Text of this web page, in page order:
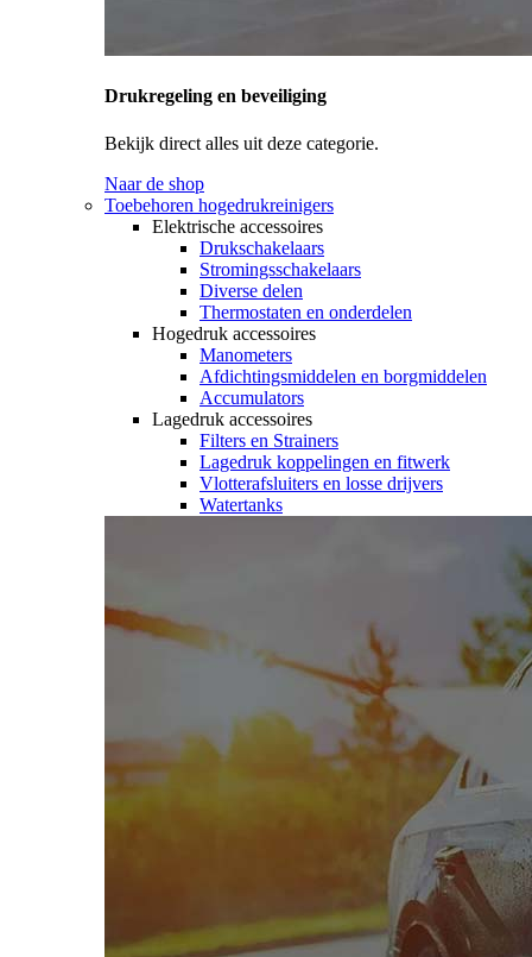
Drukregeling en beveiliging
Bekijk direct alles uit deze categorie.
Naar de shop
Toebehoren hogedrukreinigers
Elektrische accessoires
Drukschakelaars
Stromingsschakelaars
Diverse delen
Thermostaten en onderdelen
Hogedruk accessoires
Manometers
Afdichtingsmiddelen en borgmiddelen
Accumulators
Lagedruk accessoires
Filters en Strainers
Lagedruk koppelingen en fitwerk
Vlotterafsluiters en losse drijvers
Watertanks